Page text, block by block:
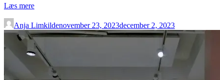
Læs mere“Fotoreportage:
på
tredje
klasse
gennem
telandet
Anja Limkildenovember 23, 2023december 2, 2023